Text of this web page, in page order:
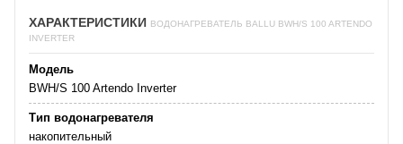
ХАРАКТЕРИСТИКИ ВОДОНАГРЕВАТЕЛЬ BALLU BWH/S 100 ARTENDO
INVERTER
Модель
BWH/S 100 Artendo Inverter
Тип водонагревателя
накопительный